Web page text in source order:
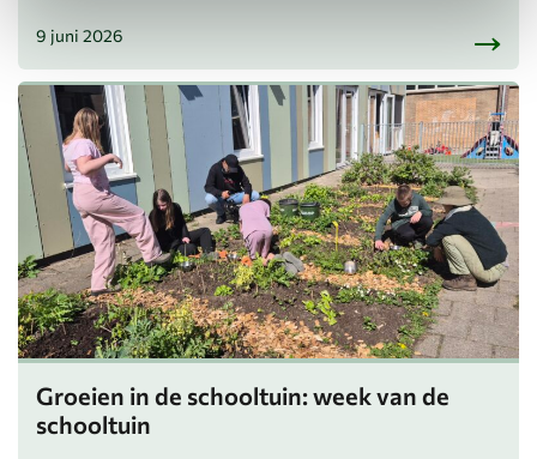
9 juni 2026
Groeien in de schooltuin: week van de
schooltuin